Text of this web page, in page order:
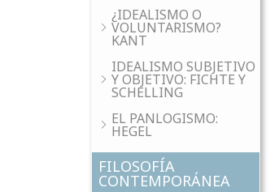
¿IDEALISMO O
VOLUNTARISMO?
KANT
IDEALISMO SUBJETIVO
Y OBJETIVO: FICHTE Y
SCHELLING
EL PANLOGISMO:
HEGEL
FILOSOFÍA
CONTEMPORÁNEA